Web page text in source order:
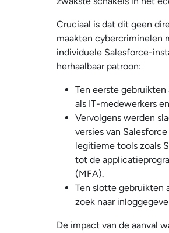
Cruciaal is dat dit geen
maakten cybercriminelen
individuele Salesforce-
herhaalbaar patroon:
Ten eerste
als IT-medewerkers
Vervolgens werden
versies van
legitieme tools zoals
tot de
(MFA).
Ten slotte gebruikten
zoek naar
De impact van de aanval